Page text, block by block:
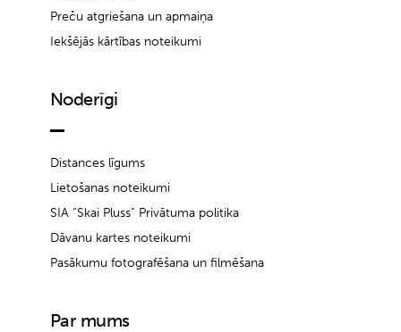
Preču atgriešana un apmaiņa
Iekšējās kārtības noteikumi
Noderīgi
Distances līgums
Lietošanas noteikumi
SIA “Skai Pluss” Privātuma politika
Dāvanu kartes noteikumi
Pasākumu fotografēšana un filmēšana
Par mums